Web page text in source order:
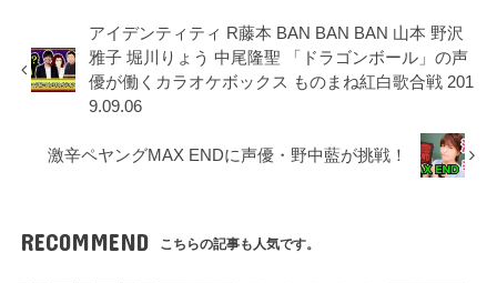
アイデンティティ R藤本 BAN BAN BAN 山本 野沢
雅子 堀川りょう 中尾隆聖 「ドラゴンボール」の声
優が働くカラオケボックス ものまね紅白歌合戦 201
9.09.06
激辛ペヤングMAX ENDに声優・野中藍が挑戦！
RECOMMEND こちらの記事も人気です。